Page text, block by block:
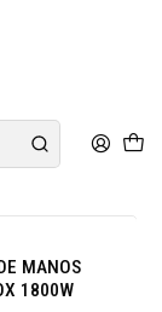
MANOS
1800W